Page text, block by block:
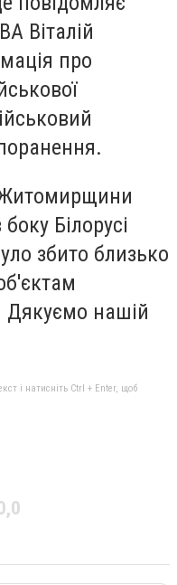
Віталій
про
Житомирщини
Білорусі
збито близько
Дякуємо нашій
і натисніть Ctrl + Enter, щоб